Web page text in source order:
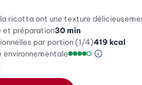
ricotta ont une texture
et préparation30 min
par portion (1/4)419 kcal